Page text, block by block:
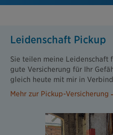
Leidenschaft Pickup
Sie teilen meine Leidenschaft
gute Versicherung für Ihr
gleich heute mit mir in
Mehr zur Pickup-Versicherung